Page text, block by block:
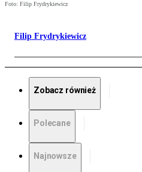
Foto: Filip Frydrykiewicz
Filip Frydrykiewicz
Zobacz również
Polecane
Najnowsze